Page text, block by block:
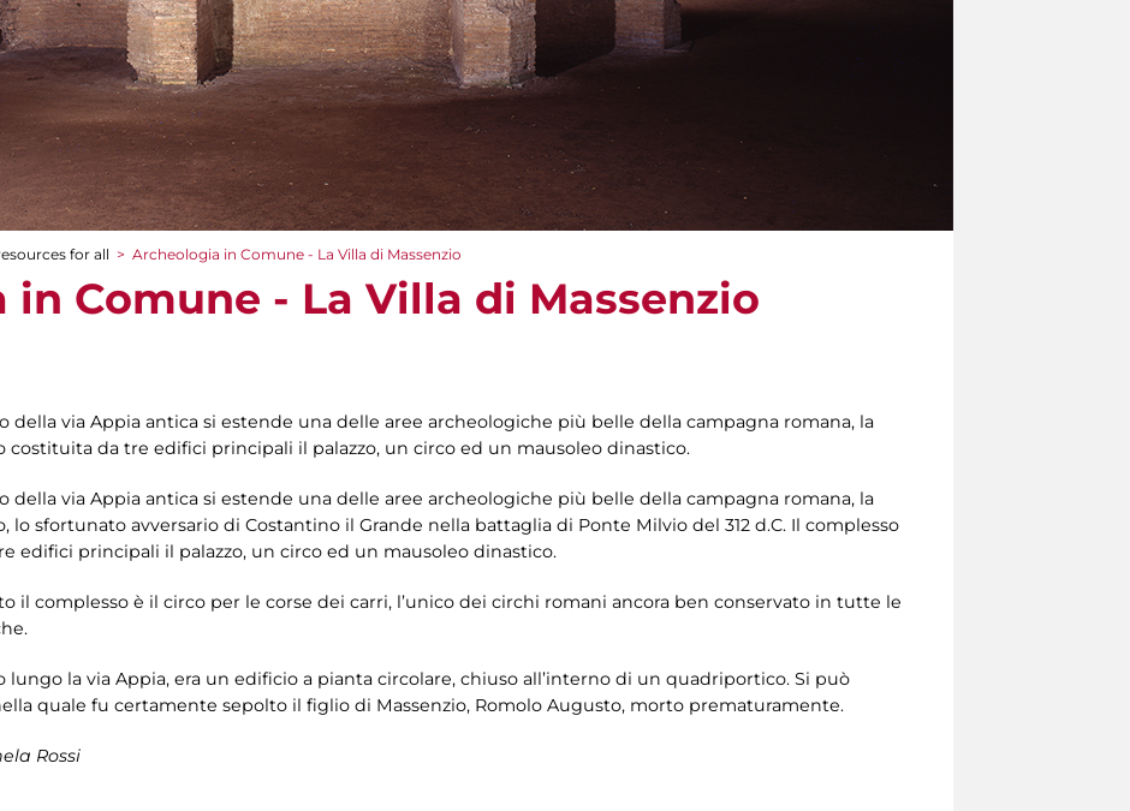
for all > Archeologia in Comune - La Villa di Massenzio
Comune - La Villa di Massenzio
della via Appia antica si estende una delle aree archeologiche più belle della campagna romana, la
costituita da tre edifici principali il palazzo, un circo ed un mausoleo dinastico.
della via Appia antica si estende una delle aree archeologiche più belle della campagna romana, la
lo sfortunato avversario di Costantino il Grande nella battaglia di Ponte Milvio del 312 d.C. Il complesso
edifici principali il palazzo, un circo ed un mausoleo dinastico.
complesso è il circo per le corse dei carri, l’unico dei circhi romani ancora ben conservato in tutte le
lungo la via Appia, era un edificio a pianta circolare, chiuso all’interno di un quadriportico. Si può
quale fu certamente sepolto il figlio di Massenzio, Romolo Augusto, morto prematuramente.
Rossi